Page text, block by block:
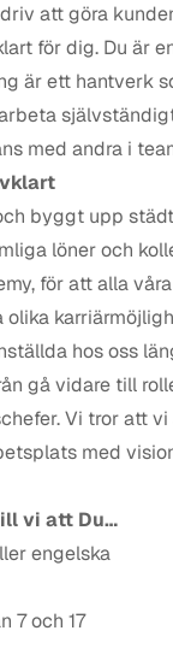
att göra
för dig. Du är
är ett hantverk
med andra i
byggt upp
löner och
för att alla
hos oss
gå vidare till
Vi tror att
med
vi att Du…
engelska
7 och 17